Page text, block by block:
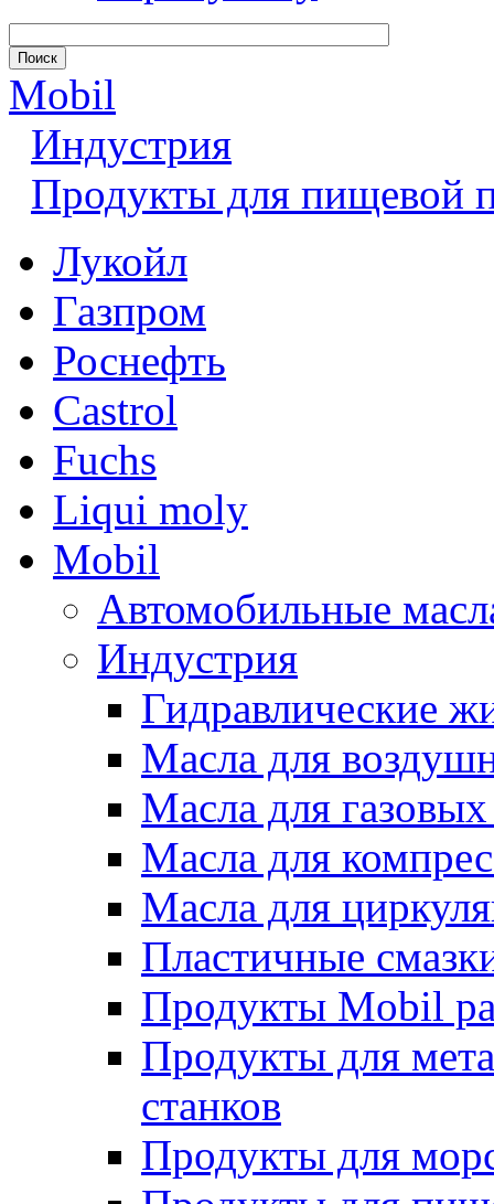
Mobil
Индустрия
Продукты для пищевой
Лукойл
Газпром
Роснефть
Castrol
Fuchs
Liqui moly
Mobil
Автомобильные
Индустрия
Гидравлические
Масла для
Масла для газовых
Масла для
Масла для
Пластичные
Продукты Mobil
Продукты для
станков
Продукты для